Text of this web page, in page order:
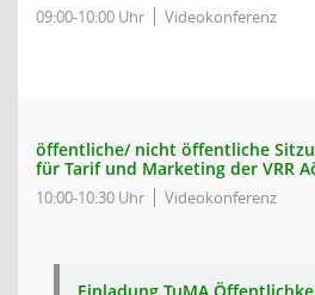
09:00-10:00 Uhr Videokonferenz
öffentliche/ nicht öffentliche
für Tarif und Marketing der VRR
10:00-10:30 Uhr Videokonferenz